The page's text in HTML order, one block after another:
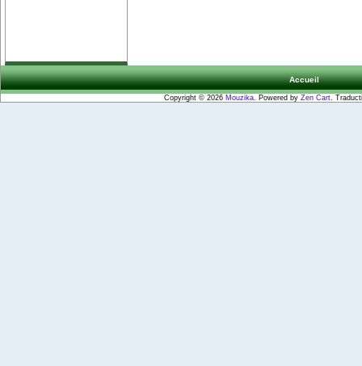
Accueil
Copyright © 2026 Mouzika. Powered by Zen Cart.